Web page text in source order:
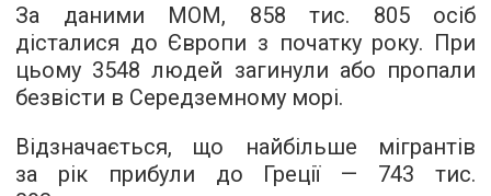
За даними МОМ, 858 тис. 805 осіб
дісталися до Європи з початку року. При
цьому 3548 людей загинули або пропали
безвісти в Середземному морі.
Відзначається, що найбільше мігрантів
за рік прибули до Греції — 743 тис.